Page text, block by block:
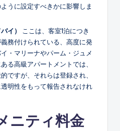
うに設定すべきかに影響しま
イ）
ここは、客室1泊につき
務付けられている、高度に発
・マリーナやパーム・ジュメ
る高級アパートメントでは、
ですが、それらは登録され、
明性をもって報告されなけれ
ニティ料金